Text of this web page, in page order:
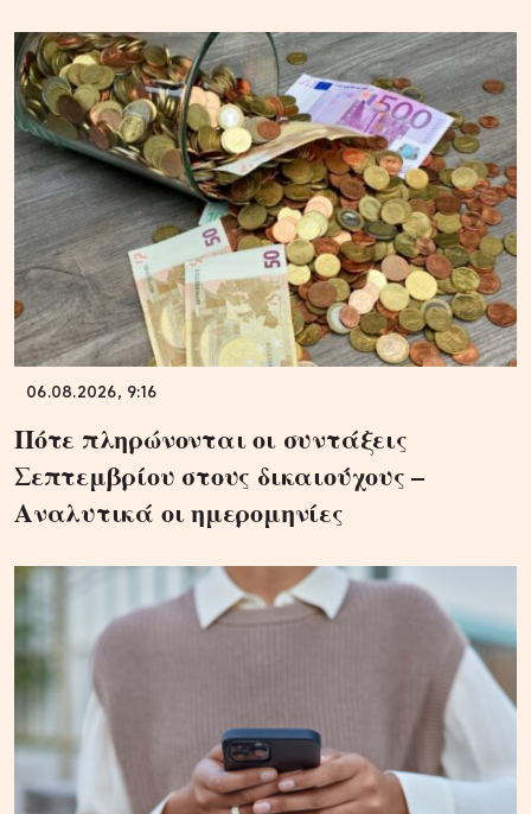
06.08.2026, 9:16
Πότε πληρώνονται οι συντάξεις
Σεπτεμβρίου στους δικαιούχους –
Αναλυτικά οι ημερομηνίες